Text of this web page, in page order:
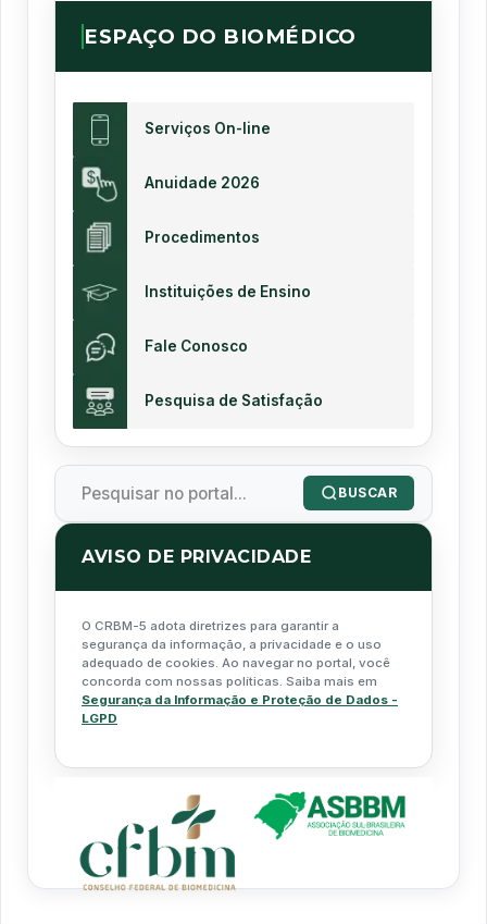
ESPAÇO DO BIOMÉDICO
Serviços On-line
Anuidade 2026
Procedimentos
Instituições de Ensino
Fale Conosco
Pesquisa de Satisfação
BUSCAR
AVISO DE PRIVACIDADE
O CRBM-5 adota diretrizes para garantir a
segurança da informação, a privacidade e o uso
adequado de cookies. Ao navegar no portal, você
concorda com nossas políticas. Saiba mais em
Segurança da Informação e Proteção de Dados -
LGPD